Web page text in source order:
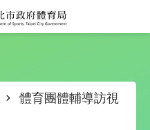
體育團體輔導訪視